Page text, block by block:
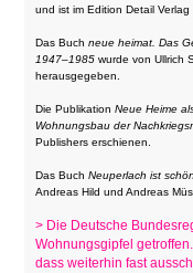
und ist im Edition Detail Verlag
Das Buchneue heimat. Das
1947–1985wurde von Ullrich
herausgegeben.
Die PublikationNeue Heime
Wohnungsbau der
Publishers erschienen.
Das BuchNeuperlach ist
Andreas Hild und Andreas
> Die Deutsche
Wohnungsgipfel
dass weiterhin fast